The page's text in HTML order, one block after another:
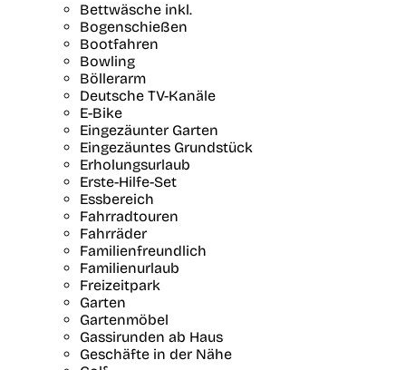
Bettwäsche inkl.
Bogenschießen
Bootfahren
Bowling
Böllerarm
Deutsche TV-Kanäle
E-Bike
Eingezäunter Garten
Eingezäuntes Grundstück
Erholungsurlaub
Erste-Hilfe-Set
Essbereich
Fahrradtouren
Fahrräder
Familienfreundlich
Familienurlaub
Freizeitpark
Garten
Gartenmöbel
Gassirunden ab Haus
Geschäfte in der Nähe